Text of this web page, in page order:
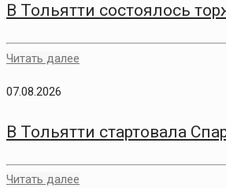
В Тольятти состоялось
Читать далее
07.08.2026
В Тольятти стартовала
Читать далее